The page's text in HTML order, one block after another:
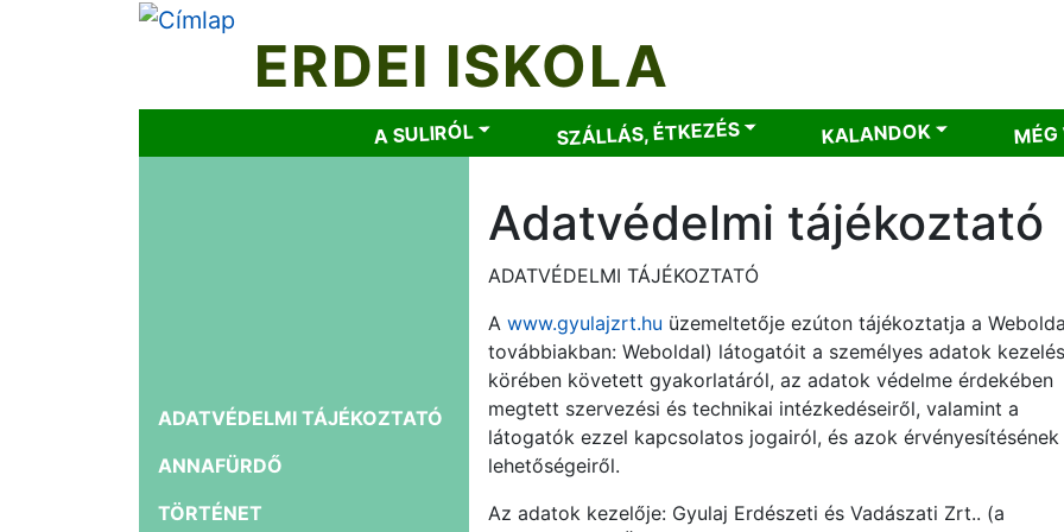
ERDEI ISKOLA
menu
A SULIRÓL SZÁLLÁS, ÉTKEZÉS KALANDOK
Left
ADATVÉDELMI TÁJÉKOZTATÓ
ANNAFÜRDŐ
TÖRTÉNET
Adatvédelmi tájékoztató
ADATVÉDELMI TÁJÉKOZTATÓ
A www.gyulajzrt.hu üzemeltetője ezúton tájékoztatja a
továbbiakban: Weboldal) látogatóit a személyes adatok
körében követett gyakorlatáról, az adatok védelme érdekében
megtett szervezési és technikai intézkedéseiről, valamint a
látogatók ezzel kapcsolatos jogairól, és azok érvényesítésének
lehetőségeiről.
Az adatok kezelője: Gyulaj Erdészeti és Vadászati Zrt.. (a